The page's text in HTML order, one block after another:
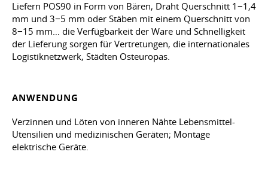
Liefern POS90 in Form von Bären, Draht Querschnitt 1−1,4
mm und 3−5 mm oder Stäben mit einem Querschnitt von
8−15 mm… die Verfügbarkeit der Ware und Schnelligkeit
der Lieferung sorgen für Vertretungen, die internationales
Logistiknetzwerk, Städten Osteuropas.
ANWENDUNG
Verzinnen und Löten von inneren Nähte Lebensmittel-
Utensilien und medizinischen Geräten; Montage
elektrische Geräte.